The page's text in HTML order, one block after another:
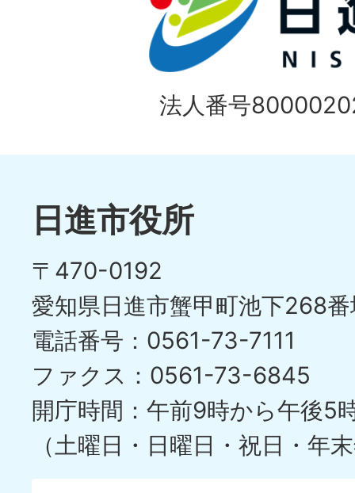
法人番号
日進市役所
〒470-0192
愛知県日進市蟹甲町池下268
電話番号：0561-73-7111
ファクス：0561-73-6845
開庁時間：午前9時から午後5
（土曜日・日曜日・祝日・年